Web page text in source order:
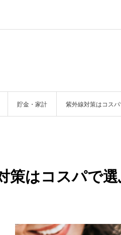
貯金・家計 紫外線対策はコス
策はコスパで